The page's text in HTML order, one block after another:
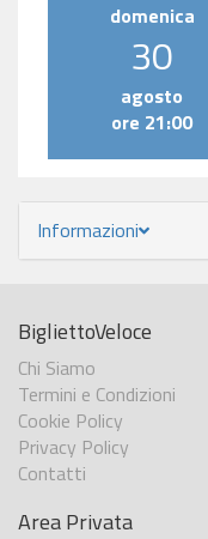
domenica
30
agosto
ore 21:00
Informazioni
BigliettoVeloce
Chi Siamo
Termini e Condizioni
Cookie Policy
Privacy Policy
Contatti
Area Privata